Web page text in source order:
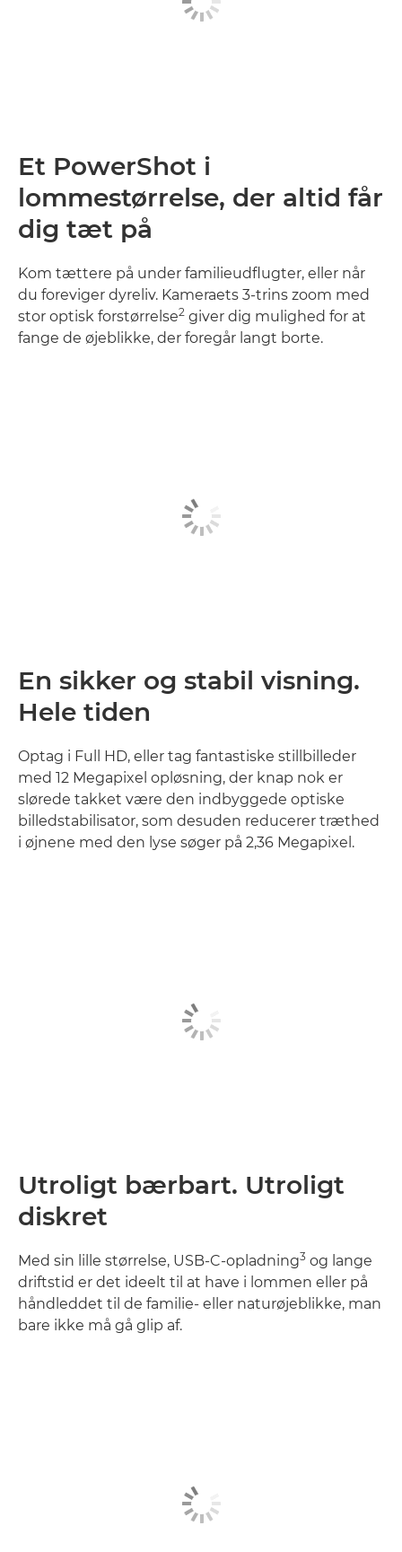
Et PowerShot i
lommestørrelse, der altid får
dig tæt på
Kom tættere på under familieudflugter, eller når
du foreviger dyreliv. Kameraets 3-trins zoom med
stor optisk forstørrelse2 giver dig mulighed for at
fange de øjeblikke, der foregår langt borte.
En sikker og stabil visning.
Hele tiden
Optag i Full HD, eller tag fantastiske stillbilleder
med 12 Megapixel opløsning, der knap nok er
slørede takket være den indbyggede optiske
billedstabilisator, som desuden reducerer træthed
i øjnene med den lyse søger på 2,36 Megapixel.
Utroligt bærbart. Utroligt
diskret
Med sin lille størrelse, USB-C-opladning3 og lange
driftstid er det ideelt til at have i lommen eller på
håndleddet til de familie- eller naturøjeblikke, man
bare ikke må gå glip af.